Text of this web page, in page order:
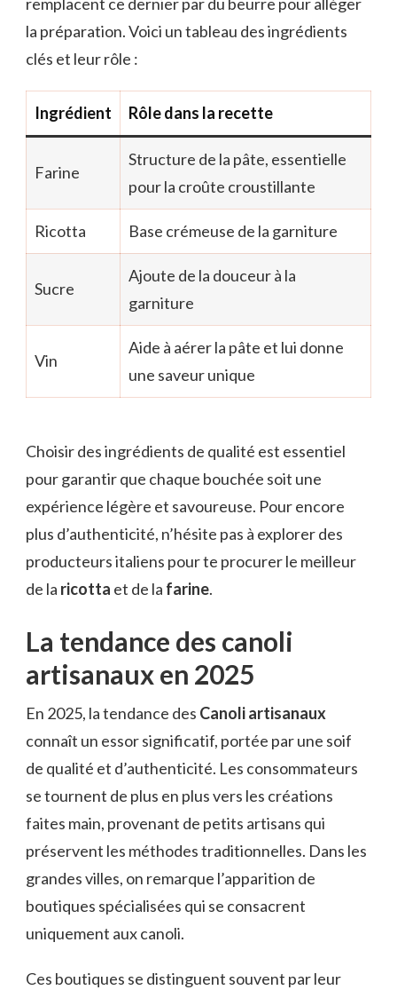
la préparation. Voici un tableau des ingrédients
clés et leur rôle :
Ingrédient Rôle dans la recette
Farine
Structure de la pâte, essentielle
pour la croûte croustillante
Ricotta Base crémeuse de la garniture
Sucre
Ajoute de la douceur à la
garniture
Vin
Aide à aérer la pâte et lui donne
une saveur unique
Choisir des ingrédients de qualité est essentiel
pour garantir que chaque bouchée soit une
expérience légère et savoureuse. Pour encore
plus d’authenticité, n’hésite pas à explorer des
producteurs italiens pour te procurer le meilleur
de la ricotta et de la farine.
La tendance des canoli
artisanaux en 2025
En 2025, la tendance des Canoli artisanaux
connaît un essor significatif, portée par une soif
de qualité et d’authenticité. Les consommateurs
se tournent de plus en plus vers les créations
faites main, provenant de petits artisans qui
préservent les méthodes traditionnelles. Dans les
grandes villes, on remarque l’apparition de
boutiques spécialisées qui se consacrent
uniquement aux canoli.
Ces boutiques se distinguent souvent par leur